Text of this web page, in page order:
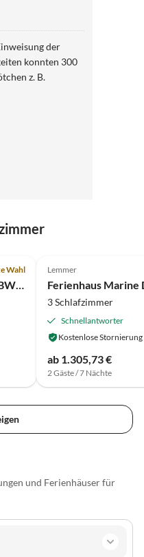
der
z. B.
Wahl
Ferienhaus Lemster Geluk HBW 211
Lemmer
Ferienhaus Marine
3 Schlafzimmer
Schnellantworter
Kostenlose Stornierung
ab 1.305,73 €
2 Gäste / 7 Nächte
und Ferienhäuser für